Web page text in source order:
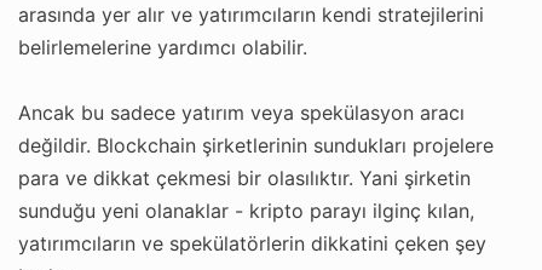
arasında yer alır ve yatırımcıların kendi stratejilerini
belirlemelerine yardımcı olabilir.
Ancak bu sadece yatırım veya spekülasyon aracı
değildir. Blockchain şirketlerinin sundukları projelere
para ve dikkat çekmesi bir olasılıktır. Yani şirketin
sunduğu yeni olanaklar - kripto parayı ilginç kılan,
yatırımcıların ve spekülatörlerin dikkatini çeken şey